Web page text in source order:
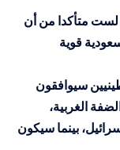
متأكدا من أن
قوية
سيوافقون
الغربية،
بينما سيكون